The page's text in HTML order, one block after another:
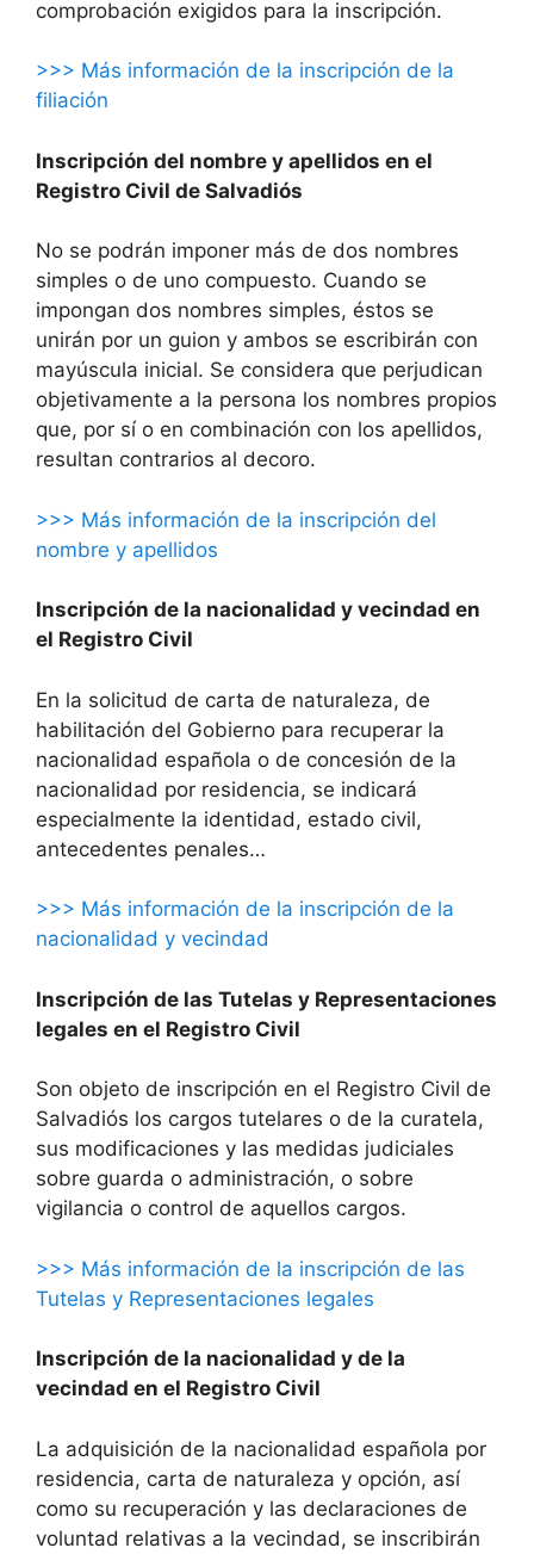
comprobación exigidos para la inscripción.
>>> Más información de la inscripción de la
filiación
Inscripción del nombre y apellidos en el
Registro Civil de Salvadiós
No se podrán imponer más de dos nombres
simples o de uno compuesto. Cuando se
impongan dos nombres simples, éstos se
unirán por un guion y ambos se escribirán con
mayúscula inicial. Se considera que perjudican
objetivamente a la persona los nombres propios
que, por sí o en combinación con los apellidos,
resultan contrarios al decoro.
>>> Más información de la inscripción del
nombre y apellidos
Inscripción de la nacionalidad y vecindad en
el Registro Civil
En la solicitud de carta de naturaleza, de
habilitación del Gobierno para recuperar la
nacionalidad española o de concesión de la
nacionalidad por residencia, se indicará
especialmente la identidad, estado civil,
antecedentes penales…
>>> Más información de la inscripción de la
nacionalidad y vecindad
Inscripción de las Tutelas y Representaciones
legales en el Registro Civil
Son objeto de inscripción en el Registro Civil de
Salvadiós los cargos tutelares o de la curatela,
sus modificaciones y las medidas judiciales
sobre guarda o administración, o sobre
vigilancia o control de aquellos cargos.
>>> Más información de la inscripción de las
Tutelas y Representaciones legales
Inscripción de la nacionalidad y de la
vecindad en el Registro Civil
La adquisición de la nacionalidad española por
residencia, carta de naturaleza y opción, así
como su recuperación y las declaraciones de
voluntad relativas a la vecindad, se inscribirán